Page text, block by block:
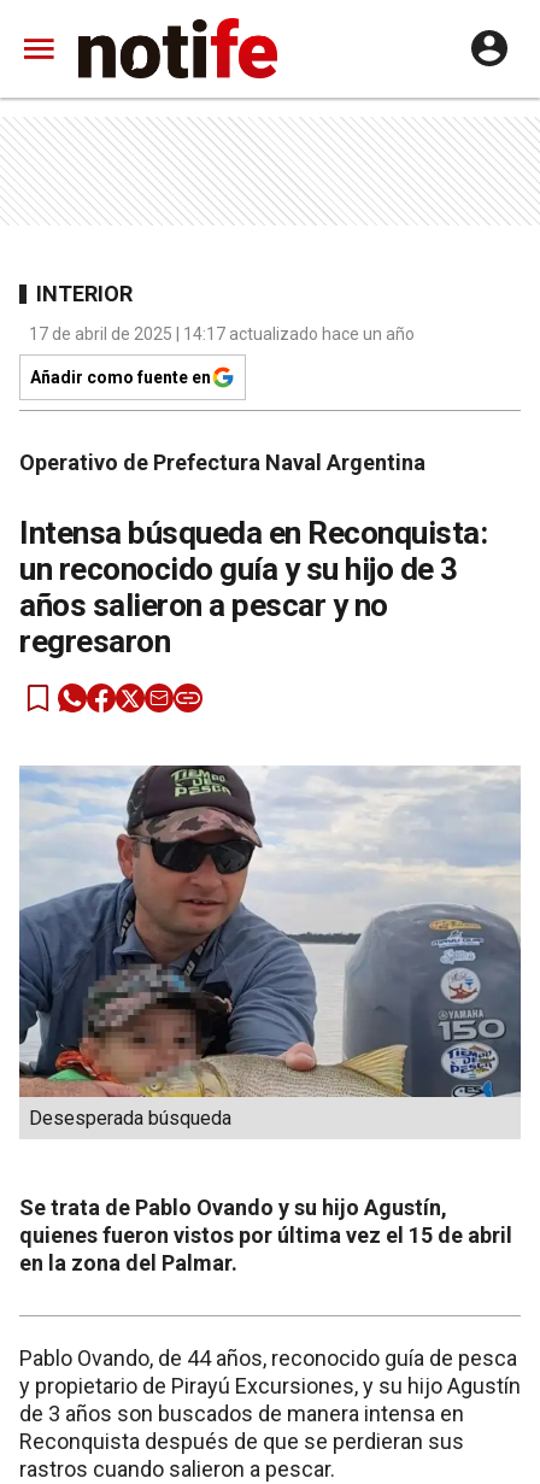
INTERIOR
17 de abril de 2025 | 14:17 actualizado hace un año
Añadir como fuente en
Operativo de Prefectura Naval Argentina
Intensa búsqueda en Reconquista:
un reconocido guía y su hijo de 3
años salieron a pescar y no
regresaron
Desesperada búsqueda
Se trata de Pablo Ovando y su hijo Agustín,
quienes fueron vistos por última vez el 15 de abril
en la zona del Palmar.
Pablo Ovando, de 44 años, reconocido guía de pesca
y propietario de Pirayú Excursiones, y su hijo Agustín
de 3 años son buscados de manera intensa en
Reconquista después de que se perdieran sus
rastros cuando salieron a pescar.